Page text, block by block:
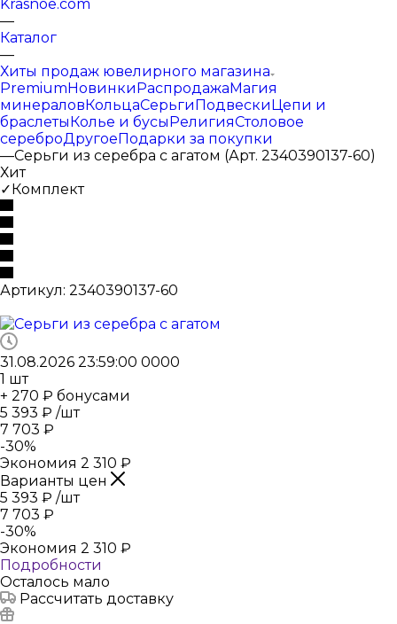
Krasnoe.com
—
Каталог
—
Хиты продаж ювелирного магазина
PremiumНовинкиРаспродажаМагия
минераловКольцаСерьгиПодвескиЦепи и
браслетыКолье и бусыРелигияСтоловое
сереброДругоеПодарки за покупки
—Серьги из серебра с агатом (Арт. 2340390137-60)
Хит
✓Комплект
Артикул: 2340390137-60
31.08.2026 23:59:00 0000
1 шт
+ 270 ₽ бонусами
5 393 ₽ /шт
7 703 ₽
-30%
Экономия 2 310 ₽
Варианты цен
5 393 ₽ /шт
7 703 ₽
-30%
Экономия 2 310 ₽
Подробности
Осталось мало
Рассчитать доставку